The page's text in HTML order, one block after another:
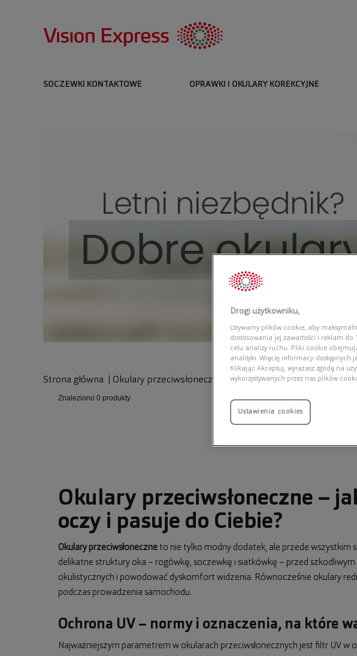
SOCZEWKI KONTAKTOWE OPRAWKI I OKULARY KOREKCYJNE
Strona główna Okulary przeciwsłoneczne
Znaleziono 0 produkty
Okulary przeciwsłoneczne –
oczy i pasuje do Ciebie?
Okulary przeciwsłoneczne to nie tylko modny dodatek, ale przede wszystkim
delikatne struktury oka – rogówkę, soczewkę i siatkówkę – przed
okulistycznych i powodować dyskomfort widzenia. Równocześnie okulary
podczas prowadzenia samochodu.
Ochrona UV – normy i oznaczenia, na które
Najważniejszym parametrem w okularach przeciwsłonecznych jest filtr UV w
Drogi użytkowniku,
Używamy plików cookie, aby
dostosowania jej zawartości i reklam do
celu analizy ruchu. Pliki cookie
analityki. Więcej informacji dostępnych
Klikając Akceptuj, wyrażasz zgodę na
wykorzystywanych przez nas plików
Ustawienia cookies